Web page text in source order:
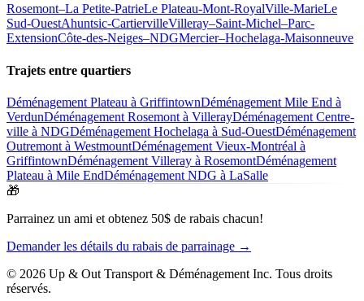
Rosemont–La Petite-PatrieLe Plateau-Mont-RoyalVille-MarieLe
Sud-OuestAhuntsic-CartiervilleVilleray–Saint-Michel–Parc-
ExtensionCôte-des-Neiges–NDGMercier–Hochelaga-Maisonneuve
Trajets entre quartiers
Déménagement Plateau à GriffintownDéménagement Mile End à
VerdunDéménagement Rosemont à VillerayDéménagement Centre-
ville à NDGDéménagement Hochelaga à Sud-OuestDéménagement
Outremont à WestmountDéménagement Vieux-Montréal à
GriffintownDéménagement Villeray à RosemontDéménagement
Plateau à Mile EndDéménagement NDG à LaSalle
🎁
Parrainez un ami et obtenez 50$ de rabais chacun!
Demander les détails du rabais de parrainage →
© 2026 Up & Out Transport & Déménagement Inc. Tous droits
réservés.